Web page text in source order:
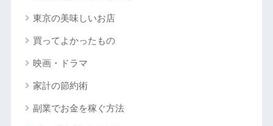
東京の美味しいお店
買ってよかったもの
映画・ドラマ
家計の節約術
副業でお金を稼ぐ方法